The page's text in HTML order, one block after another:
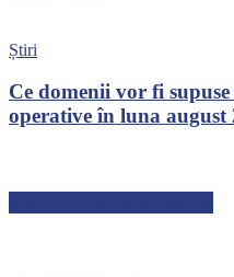
Știri
Ce domenii vor fi
operative în luna august